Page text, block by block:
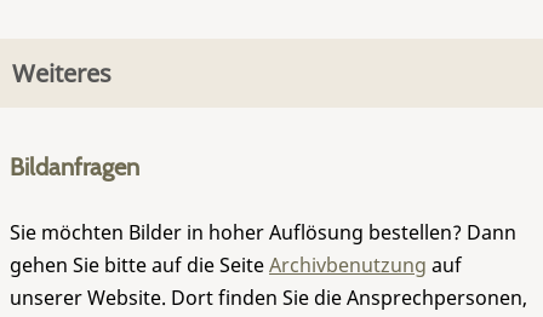
Weiteres
Bildanfragen
Sie möchten Bilder in hoher Auflösung bestellen? Dann
gehen Sie bitte auf die SeiteArchivbenutzung auf
unserer Website. Dort finden Sie die Ansprechpersonen,